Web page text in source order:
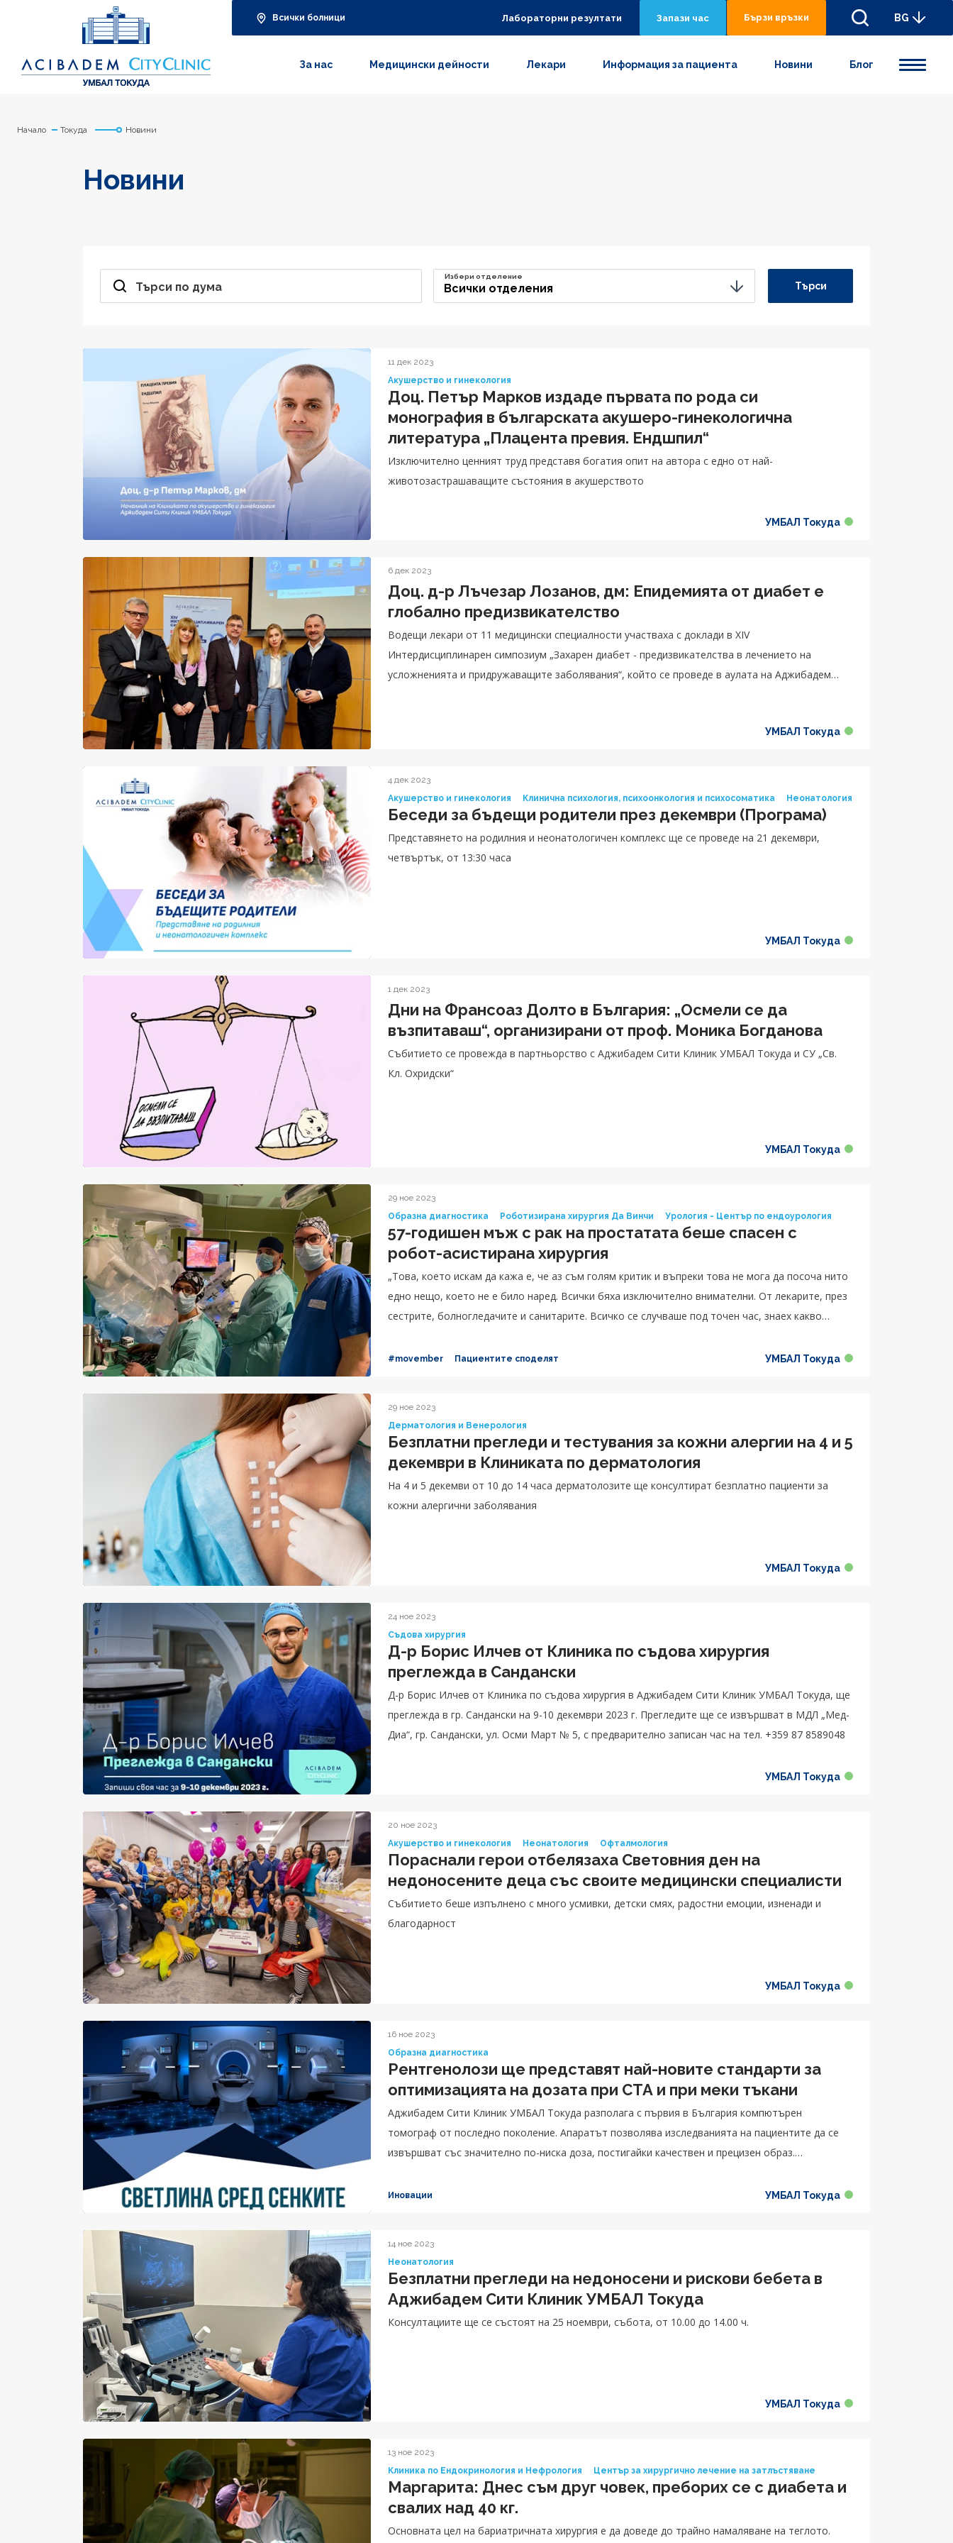
Всички болници Лабораторни резултати Запази час Бързи връзки BG
За нас Медицински дейности Лекари Информация за пациента Новини Блог
Начало Токуда Новини
Новини
Търси по дума Всички отделения
Избери отделение
Търси
11 дек 2023
Акушерство и гинекология
Доц. Петър Марков издаде първата по рода си
монография в българската акушеро-гинекологична
литература „Плацента превия. Ендшпил“
Изключително ценният труд представя богатия опит на автора с едно от най-
животозастрашаващите състояния в акушерството
УМБАЛ Токуда
6 дек 2023
Доц. д-р Лъчезар Лозанов, дм: Eпидемията от диабет е
глобално предизвикателство
Водещи лекари от 11 медицински специалности участваха с доклади в XIV
Интердисциплинарен симпозиум „Захарен диабет - предизвикателства в лечението на
усложненията и придружаващите заболявания“, който се проведе в аулата на Аджибадем
диагностицирането и лечението на диабета, необходимостта от синхронизация наУМБАЛ Токуда
4 дек 2023
Акушерство и гинекология
Клинична психология, психоонкология и психосоматика Неонатология
Беседи за бъдещи родители през декември (Програма)
Представянето на родилния и неонатологичен комплекс ще се проведе на 21 декември,
четвъртък, от 13:30 часа
УМБАЛ Токуда
1 дек 2023
Дни на Франсоаз Долто в България: „Осмели се да
възпитаваш“, организирани от проф. Моника Богданова
Събитието се провежда в партньорство с Аджибадем Сити Клиник УМБАЛ Токуда и СУ „Св.
Кл. Охридски“
УМБАЛ Токуда
29 ное 2023
Образна диагностика
Роботизирана хирургия Да Винчи Урология - Център по ендоурология
57-годишен мъж с рак на простатата беше спасен с
робот-асистирана хирургия
„Това, което искам да кажа е, че аз съм голям критик и въпреки това не мога да посоча нито
едно нещо, което не е било наред. Всички бяха изключително внимателни. От лекарите, през
сестрите, болногледачите и санитарите. Всичко се случваше под точен час, знаех какво
необходимото внимание, за да съм спокоен, аз и моите близки. Изключително кадърни хора,
спокойно в дома си, знаейки че вече съм добре. Възстанових се много бързо и съм
изключително благодарен на всеки човек от екипа в клиниката, настина много добър екип
работи в това звено!“, споделя с усмивка Светослав.
#movember Пациентите споделят УМБАЛ Токуда
29 ное 2023
Дерматология и Венерология
Безплатни прегледи и тестувания за кожни алергии на 4 и 5
декември в Клиниката по дерматология
На 4 и 5 декемви от 10 до 14 часа дерматолозите ще консултират безплатно пациенти за
кожни алергични заболявания
УМБАЛ Токуда
24 ное 2023
Съдова хирургия
Д-р Борис Илчев от Клиника по съдова хирургия
преглежда в Сандански
Д-р Борис Илчев от Клиника по съдова хирургия в Аджибадем Сити Клиник УМБАЛ Токуда, ще
преглежда в гр. Сандански на 9-10 декември 2023 г. Прегледите ще се извършват в МДЛ „Мед-
Диа“, гр. Сандански, ул. Осми Март № 5, с предварително записан час на тел. +359 87 8589048
УМБАЛ Токуда
20 ное 2023
Акушерство и гинекология
Неонатология Офталмология
Пораснали герои отбелязаха Световния ден на
недоносените деца със своите медицински специалисти
Събитието беше изпълнено с много усмивки, детски смях, радостни емоции, изненади и
благодарност
УМБАЛ Токуда
16 ное 2023
Образна диагностика
Рентгенолози ще представят най-новите стандарти за
оптимизацията на дозата при CTA и при меки тъкани
Аджибадем Сити Клиник УМБАЛ Токуда разполага с първия в България компютърен
томограф от последно поколение. Апаратът позволява изследванията на пациентите да се
извършват със значително по-ниска доза, постигайки качествен и прецизен образ.
имат възможно най-точния и „чист“ образ.
Иновации УМБАЛ Токуда
14 ное 2023
Неонатология
Безплатни прегледи на недоносени и рискови бебета в
Аджибадем Сити Клиник УМБАЛ Токуда
Консултациите ще се състоят на 25 ноември, събота, от 10.00 до 14.00 ч.
УМБАЛ Токуда
13 ное 2023
Клиника по Ендокринология и Нефрология
Център за хирургично лечение на затлъстяване
Маргарита: Днес съм друг човек, преборих се с диабета и
свалих над 40 кг.
Основната цел на бариатричната хирургия е да доведе до трайно намаляване на теглото.